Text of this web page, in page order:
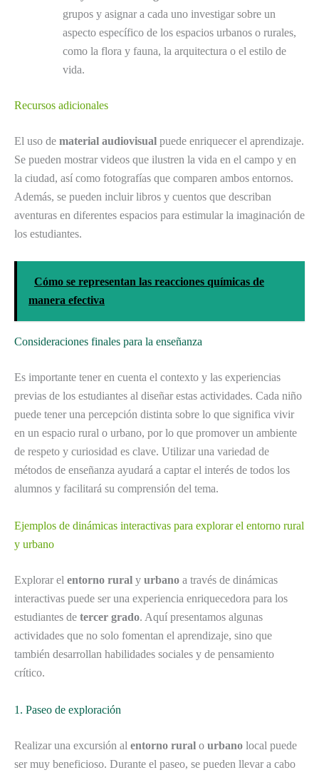
grupos y asignar a cada uno investigar sobre un
aspecto específico de los espacios urbanos o rurales,
como la flora y fauna, la arquitectura o el estilo de
vida.
Recursos adicionales
El uso de material audiovisual puede enriquecer el aprendizaje.
Se pueden mostrar videos que ilustren la vida en el campo y en
la ciudad, así como fotografías que comparen ambos entornos.
Además, se pueden incluir libros y cuentos que describan
aventuras en diferentes espacios para estimular la imaginación de
los estudiantes.
Cómo se representan las reacciones químicas de
manera efectiva
Consideraciones finales para la enseñanza
Es importante tener en cuenta el contexto y las experiencias
previas de los estudiantes al diseñar estas actividades. Cada niño
puede tener una percepción distinta sobre lo que significa vivir
en un espacio rural o urbano, por lo que promover un ambiente
de respeto y curiosidad es clave. Utilizar una variedad de
métodos de enseñanza ayudará a captar el interés de todos los
alumnos y facilitará su comprensión del tema.
Ejemplos de dinámicas interactivas para explorar el entorno rural
y urbano
Explorar el entorno rural y urbano a través de dinámicas
interactivas puede ser una experiencia enriquecedora para los
estudiantes de tercer grado. Aquí presentamos algunas
actividades que no solo fomentan el aprendizaje, sino que
también desarrollan habilidades sociales y de pensamiento
crítico.
1. Paseo de exploración
Realizar una excursión al entorno rural o urbano local puede
ser muy beneficioso. Durante el paseo, se pueden llevar a cabo